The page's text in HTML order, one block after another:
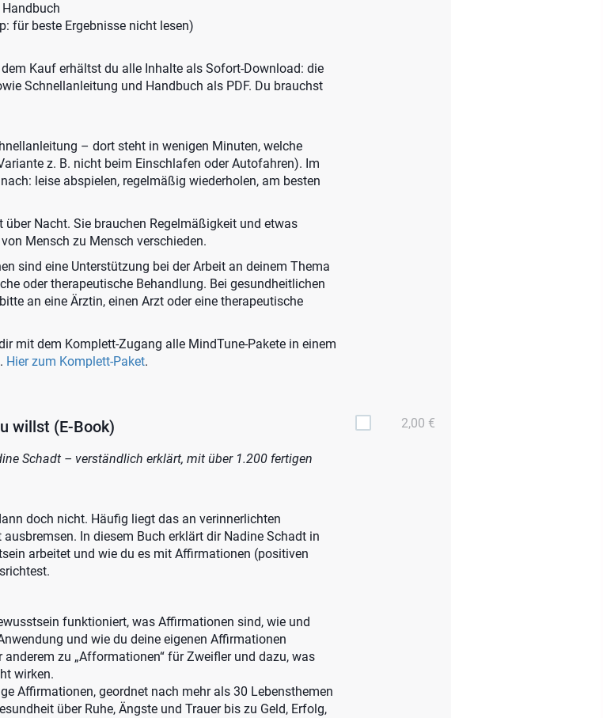
für beste Ergebnisse nicht lesen)
Kauf erhältst du alle Inhalte als Sofort-Download: die
Schnellanleitung und Handbuch als PDF. Du brauchst
– dort steht in wenigen Minuten, welche
z. B. nicht beim Einschlafen oder Autofahren). Im
leise abspielen, regelmäßig wiederholen, am besten
Nacht. Sie brauchen Regelmäßigkeit und etwas
Mensch zu Mensch verschieden.
sind eine Unterstützung bei der Arbeit an deinem Thema
oder therapeutische Behandlung. Bei gesundheitlichen
an eine Ärztin, einen Arzt oder eine therapeutische
mit dem Komplett-Zugang alle MindTune-Pakete in einem
Hier zum Komplett-Paket.
willst (E-Book)
Schadt – verständlich erklärt, mit über 1.200 fertigen
doch nicht. Häufig liegt das an verinnerlichten
In diesem Buch erklärt dir Nadine Schadt in
arbeitet und wie du es mit Affirmationen (positiven
funktioniert, was Affirmationen sind, wie und
und wie du deine eigenen Affirmationen
zu „Afformationen“ für Zweifler und dazu, was
wirken.
Affirmationen, geordnet nach mehr als 30 Lebensthemen
über Ruhe, Ängste und Trauer bis zu Geld, Erfolg,
2,00 €